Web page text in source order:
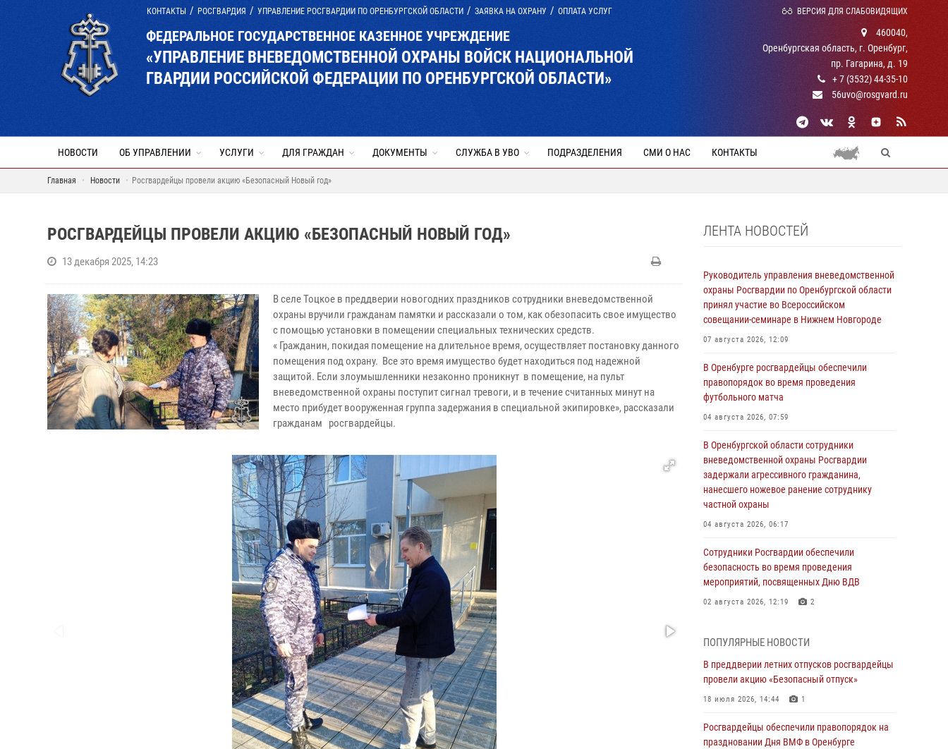
КОНТАКТЫ РОСГВАРДИЯ УПРАВЛЕНИЕ РОСГВАРДИИ ПО ОРЕНБУРГСКОЙ ОБЛАСТИ ЗАЯВКА НА ОХРАНУ ОПЛАТА УСЛУГ ВЕРСИЯ ДЛЯ СЛАБОВИДЯЩИХ
ФЕДЕРАЛЬНОЕ ГОСУДАРСТВЕННОЕ КАЗЕННОЕ УЧРЕЖДЕНИЕ
«УПРАВЛЕНИЕ ВНЕВЕДОМСТВЕННОЙ ОХРАНЫ ВОЙСК НАЦИОНАЛЬНОЙ
ГВАРДИИ РОССИЙСКОЙ ФЕДЕРАЦИИ ПО ОРЕНБУРГСКОЙ ОБЛАСТИ»
460040,
Оренбургская область, г. Оренбург,
пр. Гагарина, д. 19
+ 7 (3532) 44-35-10
56uvo@rosgvard.ru
НОВОСТИ ОБ УПРАВЛЕНИИ УСЛУГИ ДЛЯ ГРАЖДАН ДОКУМЕНТЫ СЛУЖБА В УВО ПОДРАЗДЕЛЕНИЯ СМИ О НАС КОНТАКТЫ
Главная Новости Росгвардейцы провели акцию «Безопасный Новый год»
РОСГВАРДЕЙЦЫ ПРОВЕЛИ АКЦИЮ «БЕЗОПАСНЫЙ НОВЫЙ ГОД»
13 декабря 2025, 14:23
В селе Тоцкое в преддверии новогодних праздников сотрудники вневедомственной
охраны вручили гражданам памятки и рассказали о том, как обезопасить свое имущество
с помощью установки в помещении специальных технических средств.
« Гражданин, покидая помещение на длительное время, осуществляет постановку данного
помещения под охрану. Все это время имущество будет находиться под надежной
защитой. Если злоумышленники незаконно проникнут в помещение, на пульт
вневедомственной охраны поступит сигнал тревоги, и в течение считанных минут на
место прибудет вооруженная группа задержания в специальной экипировке», рассказали
гражданам росгвардейцы.
ЛЕНТА НОВОСТЕЙ
Руководитель управления вневедомственной
охраны Росгвардии по Оренбургской области
принял участие во Всероссийском
совещании-семинаре в Нижнем Новгороде
07 августа 2026, 12:09
В Оренбурге росгвардейцы обеспечили
правопорядок во время проведения
футбольного матча
04 августа 2026, 07:59
В Оренбургской области сотрудники
вневедомственной охраны Росгвардии
задержали агрессивного гражданина,
нанесшего ножевое ранение сотруднику
частной охраны
04 августа 2026, 06:17
Сотрудники Росгвардии обеспечили
безопасность во время проведения
мероприятий, посвященных Дню ВДВ
02 августа 2026, 12:19 2
гражданами по вопросу трудоустройства на
службу в Росгвардию и поступления в
ведомственные институты
30 июля 2026, 06:23
Просветительская встреча Росгвардии: к
Дню Крещения Руси
ПОПУЛЯРНЫЕ НОВОСТИ
В преддверии летних отпусков росгвардейцы
провели акцию «Безопасный отпуск»
18 июля 2026, 14:44 1
Росгвардейцы обеспечили правопорядок на
праздновании Дня ВМФ в Оренбурге